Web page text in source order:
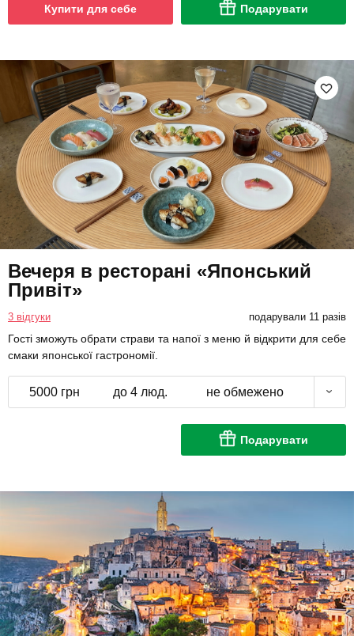
Купити для себе Подарувати
Вечеря в ресторані «Японський
Привіт»
3 відгуки подарували 11 разів
Гості зможуть обрати страви та напої з меню й відкрити для себе
смаки японської гастрономії.
5000 грн до 4 люд. не обмежено
Подарувати